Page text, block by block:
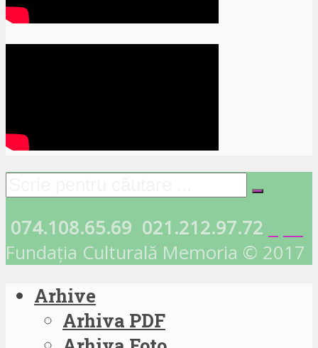
074.108.65.69 021.212.97.72
Fundația Culturală Memoria © 2017
Arhive
Arhiva PDF